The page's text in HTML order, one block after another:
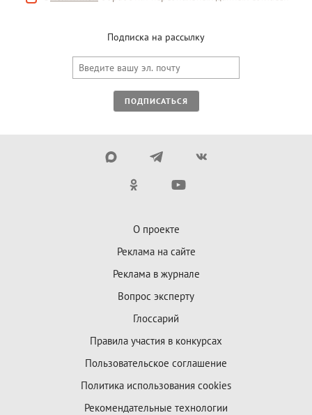
Подписка на рассылку
ПОДПИСАТЬСЯ
О проекте
Реклама на сайте
Реклама в журнале
Вопрос эксперту
Глоссарий
Правила участия в конкурсах
Пользовательское соглашение
Политика использования cookies
Рекомендательные технологии